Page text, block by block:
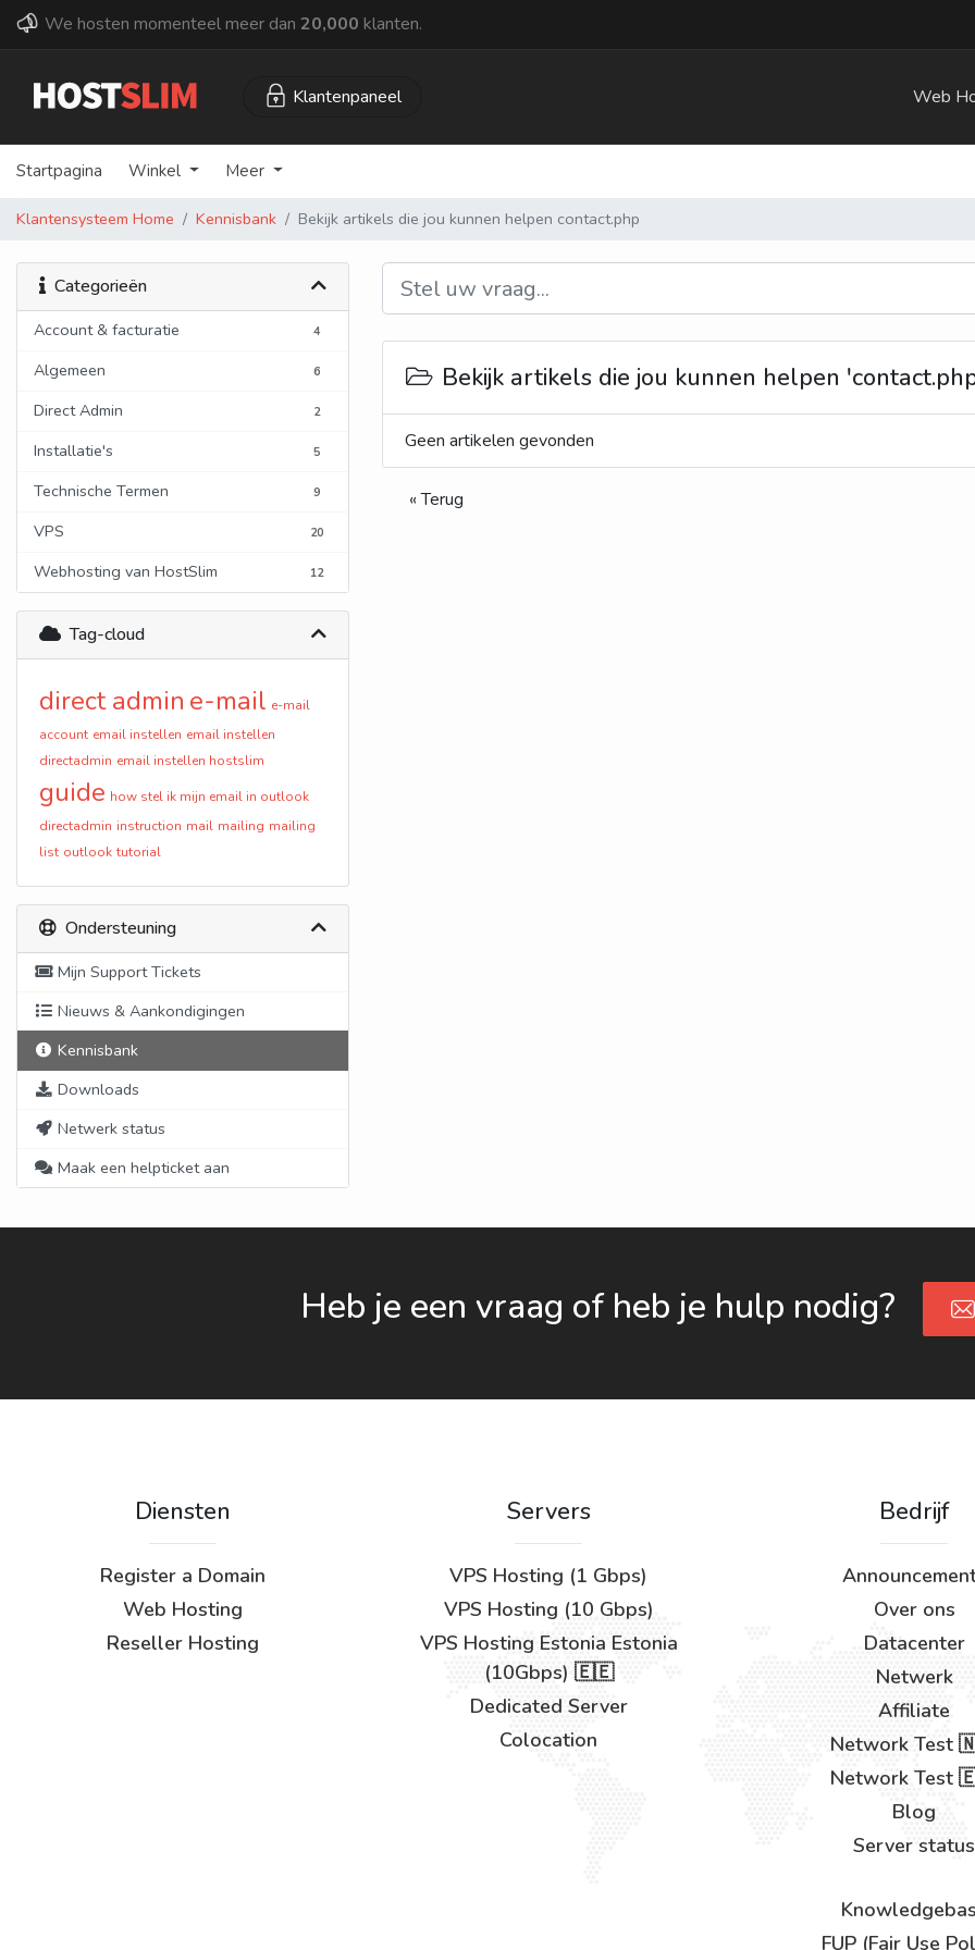
We hosten momenteel meer dan 20,000 klanten.
Klantenpaneel Web
Startpagina Winkel Meer
Klantensysteem Home Kennisbank Bekijk artikels die jou kunnen helpen contact.php
Categorieën
Account & facturatie 4
Algemeen 6
Direct Admin 2
Installatie's 5
Technische Termen 9
VPS 20
Webhosting van HostSlim 12
Tag-cloud
direct admin e-mail e-mail
account email instellen email instellen
directadmin email instellen hostslim
guide how stel ik mijn email in outlook
directadmin instruction mail mailing mailing
list outlook tutorial
Ondersteuning
Mijn Support Tickets
Nieuws & Aankondigingen
Kennisbank
Downloads
Netwerk status
Maak een helpticket aan
Bekijk artikels die jou kunnen helpen
Geen artikelen gevonden
« Terug
Heb je een vraag of heb je hulp nodig?
Diensten
Register a Domain
Web Hosting
Reseller Hosting
Servers
VPS Hosting (1 Gbps)
VPS Hosting (10 Gbps)
VPS Hosting Estonia Estonia
(10Gbps) 🇪🇪
Dedicated Server
Colocation
Bedrijf
Over ons
Datacenter
Netwerk
Affiliate
Network Test
Network Test
Blog
Server status
FUP (Fair Use